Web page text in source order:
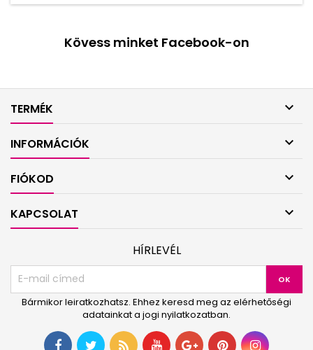
Kövess minket Facebook-on
TERMÉK 
INFORMÁCIÓK 
FIÓKOD 
KAPCSOLAT 
HÍRLEVÉL
Bármikor leiratkozhatsz. Ehhez keresd meg az elérhetőségi
adatainkat a jogi nyilatkozatban.